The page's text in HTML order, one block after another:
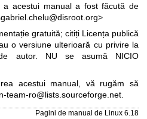
a acestui manual a fost făcută de
gratuită; citiți Licența publică
o versiune ulterioară cu privire la
autor. NU se asumă NICIO
acestui manual, vă rugăm să
team-ro@lists.sourceforge.net.
Pagini de manual de Linux 6.18